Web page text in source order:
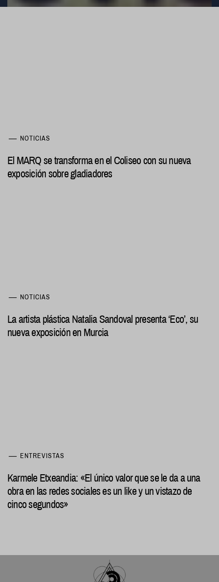
NOTICIAS
El MARQ se transforma en el Coliseo con su nueva
exposición sobre gladiadores
NOTICIAS
La artista plástica Natalia Sandoval presenta ‘Eco’, su
nueva exposición en Murcia
ENTREVISTAS
Karmele Etxeandia: «El único valor que se le da a una
obra en las redes sociales es un like y un vistazo de
cinco segundos»